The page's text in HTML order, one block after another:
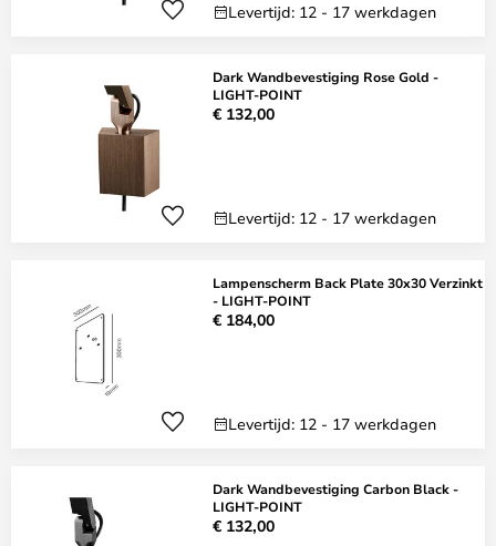
Levertijd: 12 - 17 werkdagen
Dark Wandbevestiging Rose Gold -
LIGHT-POINT
€ 132,00
Levertijd: 12 - 17 werkdagen
Lampenscherm Back Plate 30x30 Verzinkt
- LIGHT-POINT
€ 184,00
Levertijd: 12 - 17 werkdagen
Dark Wandbevestiging Carbon Black -
LIGHT-POINT
€ 132,00